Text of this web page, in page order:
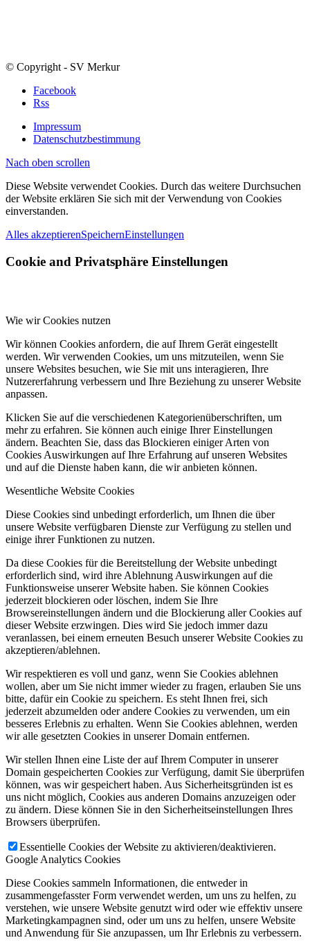
© Copyright - SV Merkur
Facebook
Rss
Impressum
Datenschutzbestimmung
Nach oben scrollen
Diese Website verwendet Cookies. Durch das weitere Durchsuchen
der Website erklären Sie sich mit der Verwendung von Cookies
einverstanden.
Alles akzeptierenSpeichernEinstellungen
Cookie and Privatsphäre Einstellungen
Wie wir Cookies nutzen
Wir können Cookies anfordern, die auf Ihrem Gerät eingestellt
werden. Wir verwenden Cookies, um uns mitzuteilen, wenn Sie
unsere Websites besuchen, wie Sie mit uns interagieren, Ihre
Nutzererfahrung verbessern und Ihre Beziehung zu unserer Website
anpassen.
Klicken Sie auf die verschiedenen Kategorienüberschriften, um
mehr zu erfahren. Sie können auch einige Ihrer Einstellungen
ändern. Beachten Sie, dass das Blockieren einiger Arten von
Cookies Auswirkungen auf Ihre Erfahrung auf unseren Websites
und auf die Dienste haben kann, die wir anbieten können.
Wesentliche Website Cookies
Diese Cookies sind unbedingt erforderlich, um Ihnen die über
unsere Website verfügbaren Dienste zur Verfügung zu stellen und
einige ihrer Funktionen zu nutzen.
Da diese Cookies für die Bereitstellung der Website unbedingt
erforderlich sind, wird ihre Ablehnung Auswirkungen auf die
Funktionsweise unserer Website haben. Sie können Cookies
jederzeit blockieren oder löschen, indem Sie Ihre
Browsereinstellungen ändern und die Blockierung aller Cookies auf
dieser Website erzwingen. Dies wird Sie jedoch immer dazu
veranlassen, bei einem erneuten Besuch unserer Website Cookies zu
akzeptieren/ablehnen.
Wir respektieren es voll und ganz, wenn Sie Cookies ablehnen
wollen, aber um Sie nicht immer wieder zu fragen, erlauben Sie uns
bitte, dafür ein Cookie zu speichern. Es steht Ihnen frei, sich
jederzeit abzumelden oder andere Cookies zu verwenden, um ein
besseres Erlebnis zu erhalten. Wenn Sie Cookies ablehnen, werden
wir alle gesetzten Cookies in unserer Domain entfernen.
Wir stellen Ihnen eine Liste der auf Ihrem Computer in unserer
Domain gespeicherten Cookies zur Verfügung, damit Sie überprüfen
können, was wir gespeichert haben. Aus Sicherheitsgründen ist es
uns nicht möglich, Cookies aus anderen Domains anzuzeigen oder
zu ändern. Diese können Sie in den Sicherheitseinstellungen Ihres
Browsers überprüfen.
Essentielle Cookies der Website zu aktivieren/deaktivieren.
Google Analytics Cookies
Diese Cookies sammeln Informationen, die entweder in
zusammengefasster Form verwendet werden, um uns zu helfen, zu
verstehen, wie unsere Website genutzt wird oder wie effektiv unsere
Marketingkampagnen sind, oder um uns zu helfen, unsere Website
und Anwendung für Sie anzupassen, um Ihr Erlebnis zu verbessern.